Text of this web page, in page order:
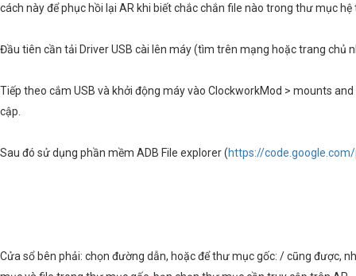
cách này để phục hồi lại AR khi biết chắc chắn file nào trong thư mục
Đầu tiên cần tải Driver USB cài lên máy (tìm trên mạng hoặc trang chủ
Tiếp theo cắm USB và khởi động máy vào ClockworkMod > mounts
cập.
Sau đó sử dụng phần mềm ADB File explorer (https://
Cửa sổ bên phải: chọn đường dẫn, hoặc để thư mục gốc: / cũng được,